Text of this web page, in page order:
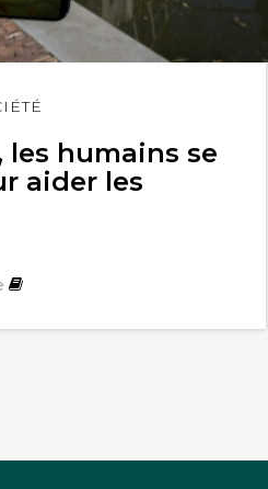
les humains se
aider les